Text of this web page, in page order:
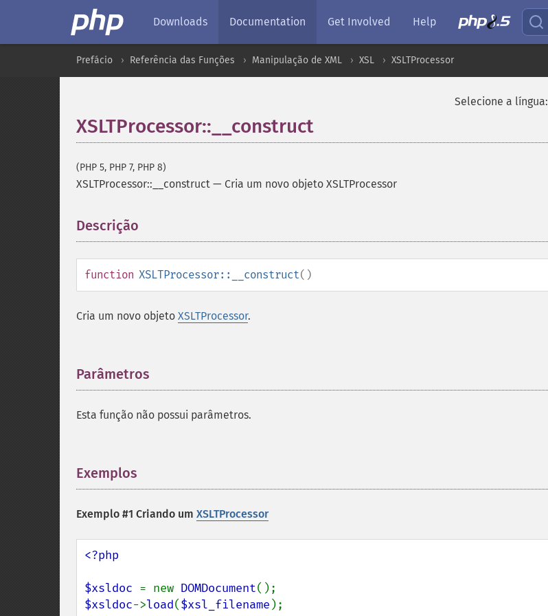
Downloads Documentation Get Involved Help
Prefácio Referência das Funções Manipulação de XML XSL XSLTProcessor
Selecione a língua:
XSLTProcessor::__construct
(PHP 5, PHP 7, PHP 8)
XSLTProcessor::__construct — Cria um novo objeto XSLTProcessor
Descrição
function XSLTProcessor::__construct()
Cria um novo objeto XSLTProcessor.
Parâmetros
Esta função não possui parâmetros.
Exemplos
Exemplo #1 Criando um XSLTProcessor
<?php
$xsldoc = new DOMDocument
$xsldoc->load($xsl_filename );